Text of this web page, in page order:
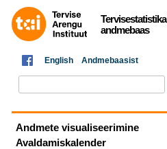
andmebaas
English Andmebaasist
Andmete visualiseerimine
Avaldamiskalender